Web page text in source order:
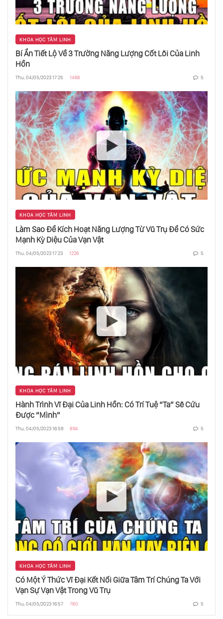
KHOA HỌC TÂM LINH
Bí Ẩn Tiết Lộ Về 3 Trường Năng Lượng Cốt Lõi Của Linh
Hồn
Thu, 04/05/2023 17:25 1468 5
KHOA HỌC TÂM LINH
Làm Sao Để Kích Hoạt Năng Lượng Từ Vũ Trụ Để Có Sức
Mạnh Kỳ Diệu Của Vạn Vật
Thu, 04/05/2023 17:23 1226 5
KHOA HỌC TÂM LINH
Hành Trình Vĩ Đại Của Linh Hồn: Có Trí Tuệ “Ta” Sẽ Cứu
Được “Mình”
Thu, 04/05/2023 16:59 894 5
KHOA HỌC TÂM LINH
Có Một Ý Thức Vĩ Đại Kết Nối Giữa Tâm Trí Chúng Ta Với
Vạn Sự Vạn Vật Trong Vũ Trụ
Thu, 04/05/2023 16:57 780 5